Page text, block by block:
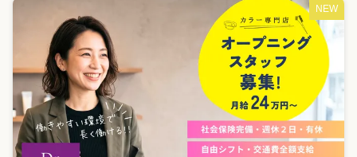
日休OK ※規定有 柏中新宿店：保証時給1500円 ※規定有 ▼ブランク
がある方も安心サポート！ 技術に不安のある方は、講師による研修もあ
りますので安心して働けます。 営業中の空いている時間に練習が可能で
す！ 5年ブランクのあるスタッフも活躍中です！ 不安に感じられる方も
是非チャレンジしてみてください♪ ▼サロンの雰囲気 女性9割、ママさん
スタッフ多数在籍。 スタッフもお客様も女性が多く、ママさん美容師も
多いです。 生活の境遇を理解してもらいやすかったりと働きやすさを感
じられる環境です。 【スタッフボイス】 ■パート Hさん ・入社した理
由、決め手は? 技術者同士でアシストし合うので安心して施術できるの
が決め手です。 ・働いてよかったと思う事は? 子育てと仕事の両立がし
やすいのと、スタッフ同士の仲がいいのは日々実感しています。 ・他の
NEW